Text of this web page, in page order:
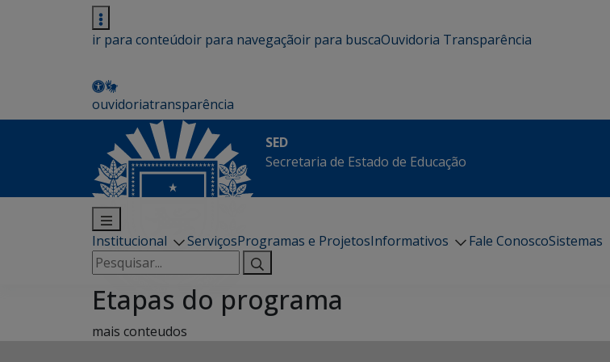
ir para conteúdoir para navegaçãoir para buscaOuvidoria Transparência
ouvidoriatransparência
SED
Secretaria de Estado de Educação
Institucional ServiçosProgramas e ProjetosInformativos Fale ConoscoSistemas
Pesquisar
por:
Etapas do programa
mais conteudos